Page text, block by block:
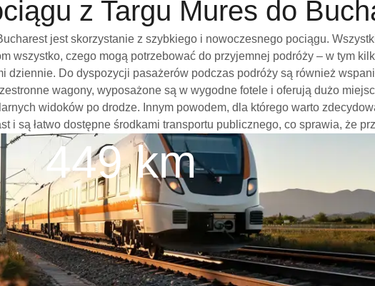
z Targu Mures do
jest skorzystanie z szybkiego i nowoczesnego pociągu.
wszystko, czego mogą potrzebować do przyjemnej podróży – w tym
dziennie. Do dyspozycji pasażerów podczas podróży są również
wagony, wyposażone są w wygodne fotele i oferują dużo
widoków po drodze. Innym powodem, dla którego warto
są łatwo dostępne środkami transportu publicznego, co sprawia, że
449 km